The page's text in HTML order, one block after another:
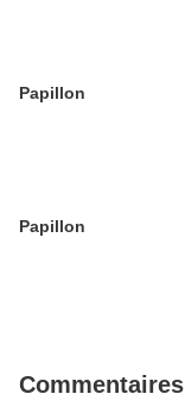
Papillon
Papillon
Commentaires